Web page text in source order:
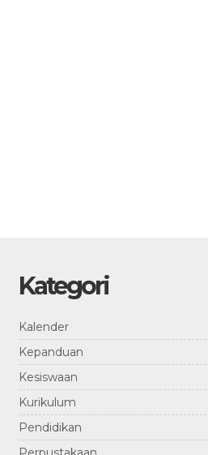
Kategori
Kalender
Kepanduan
Kesiswaan
Kurikulum
Pendidikan